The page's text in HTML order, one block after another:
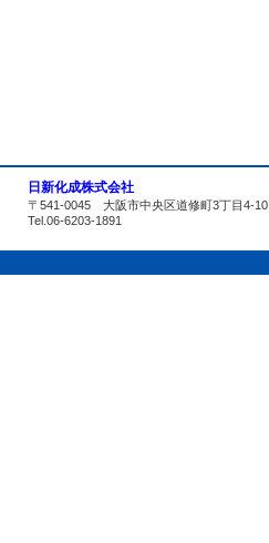
日新化成株式会社
〒541-0045 大阪市中央区道修町3丁目4-10
Tel.06-6203-1891